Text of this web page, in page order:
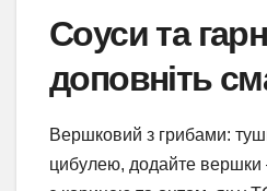
Соуси та
доповніть
Вершковий з грибами:
цибулею, додайте вершки